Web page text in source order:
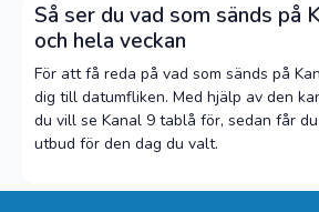
Så ser du vad som sänds på
och hela veckan
För att få reda på vad som sänds på
dig till datumfliken. Med hjälp av den
du vill se Kanal 9 tablå för, sedan får
utbud för den dag du valt.